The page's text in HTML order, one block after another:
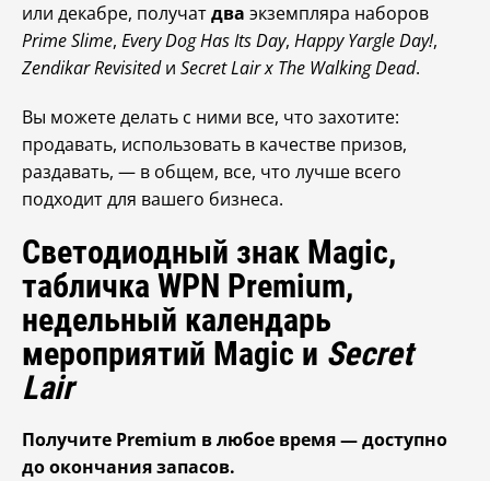
или декабре, получатдва экземпляра наборов
Prime Slime, Every Dog Has Its Day, Happy Yargle Day!,
Zendikar Revisitedи Secret Lair x The Walking Dead.
Вы можете делать с ними все, что захотите:
продавать, использовать в качестве призов,
раздавать, — в общем, все, что лучше всего
подходит для вашего бизнеса.
Светодиодный знак Magic,
табличка WPN Premium,
недельный календарь
мероприятий Magic и Secret
Lair
Получите Premium в любое время — доступно
до окончания запасов.